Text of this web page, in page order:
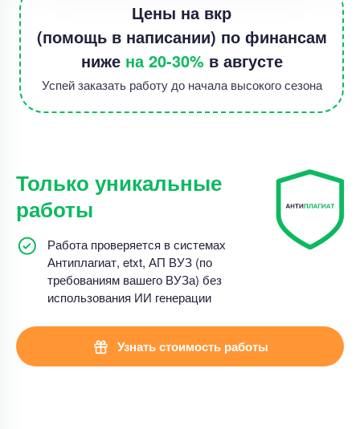
Цены на вкр
(помощь в написании) по финансам
ниже на 20-30%в августе
Успей заказать работу до начала высокого сезона
Только уникальные
работы
Работа проверяется в системах
Антиплагиат, etxt, АП ВУЗ (по
требованиям вашего ВУЗа) без
использования ИИ генерации
Узнать стоимость работы